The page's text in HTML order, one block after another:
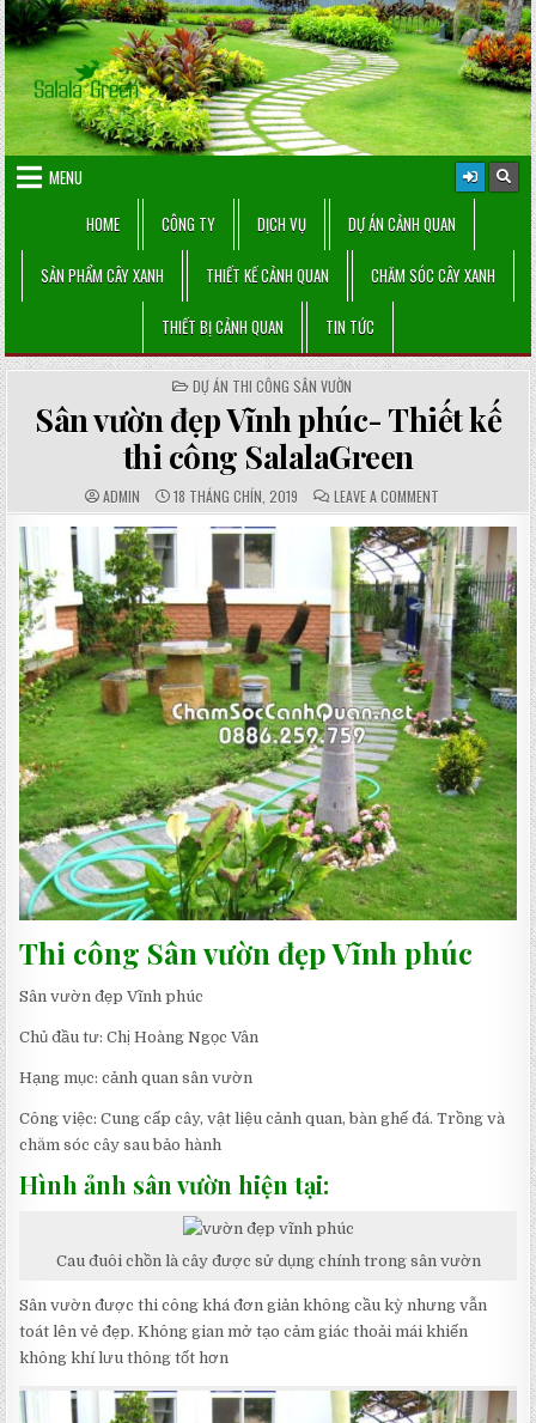
Skip
to
content
MENU
HOME
CÔNG TY DỊCH VỤ DỰ ÁN CẢNH QUAN
SẢN PHẨM CÂY XANH THIẾT KẾ CẢNH QUAN CHĂM SÓC CÂY XANH
THIẾT BỊ CẢNH QUAN TIN TỨC
POSTED
IN
DỰ ÁN THI CÔNG SÂN VƯỜN
Sân vườn đẹp Vĩnh phúc- Thiết kế
thi công SalalaGreen
AUTHOR:
ADMIN PUBLISHED
DATE:
18 THÁNG CHÍN, 2019 COMMENTS:
LEAVE A COMMENT
SÂN
VƯỜN
ĐẸP
VĨNH
PHÚC-
THIẾT
KẾ
THI
CÔNG
SALALAGREEN
Thi công Sân vườn đẹp Vĩnh phúc
Sân vườn đẹp Vĩnh phúc
Chủ đầu tư: Chị Hoàng Ngọc Vân
Hạng mục: cảnh quan sân vườn
Công việc: Cung cấp cây, vật liệu cảnh quan, bàn ghế đá. Trồng và
chăm sóc cây sau bảo hành
Hình ảnh sân vườn hiện tại:
Cau đuôi chồn là cây được sử dụng chính trong sân vườn
Sân vườn được thi công khá đơn giản không cầu kỳ nhưng vẫn
toát lên vẻ đẹp. Không gian mở tạo cảm giác thoải mái khiến
không khí lưu thông tốt hơn